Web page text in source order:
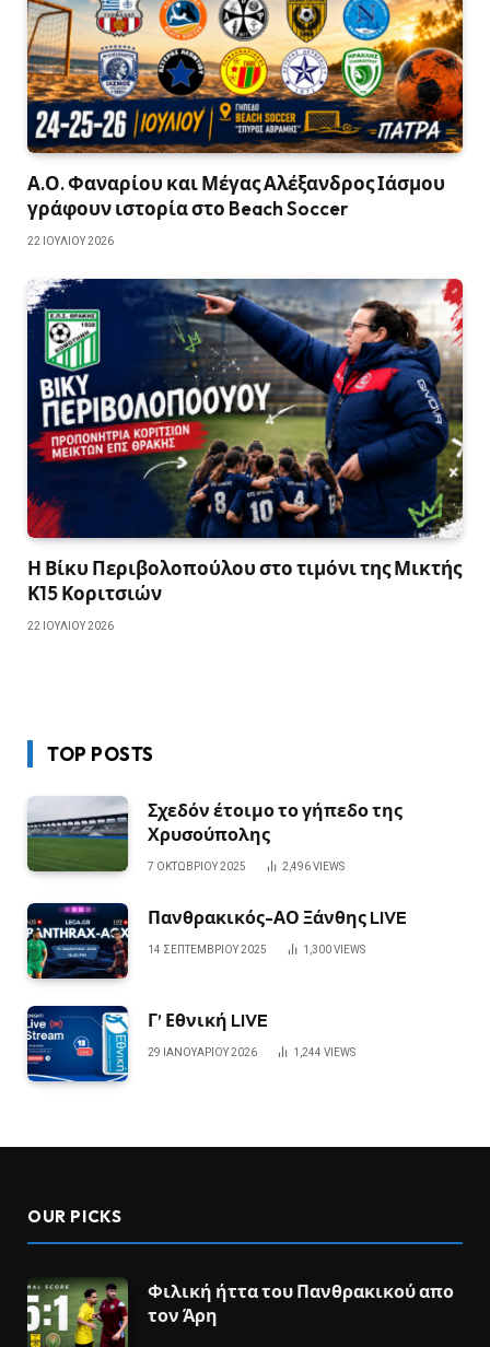
Α.Ο. Φαναρίου και Μέγας Αλέξανδρος Ιάσμου
γράφουν ιστορία στο Beach Soccer
22 ΙΟΥΛΊΟΥ 2026
Η Βίκυ Περιβολοπούλου στο τιμόνι της Μικτής
Κ15 Κοριτσιών
22 ΙΟΥΛΊΟΥ 2026
TOP POSTS
Σχεδόν έτοιμο το γήπεδο της
Χρυσούπολης
7 ΟΚΤΩΒΡΊΟΥ 2025 2,496VIEWS
Πανθρακικός-ΑΟ Ξάνθης LIVE
14 ΣΕΠΤΕΜΒΡΊΟΥ 2025 1,300VIEWS
Γ’ Εθνική LIVE
29 ΙΑΝΟΥΑΡΊΟΥ 2026 1,244 VIEWS
OUR PICKS
Φιλική ήττα του Πανθρακικού απο
τον Άρη